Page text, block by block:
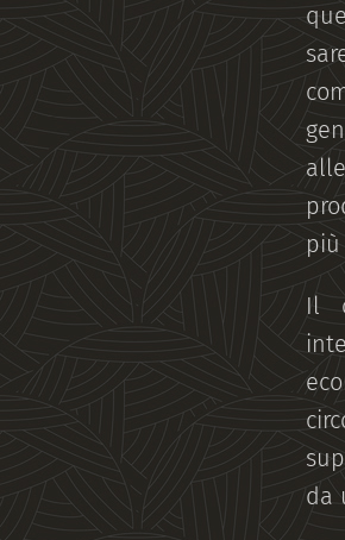
più
Il
da